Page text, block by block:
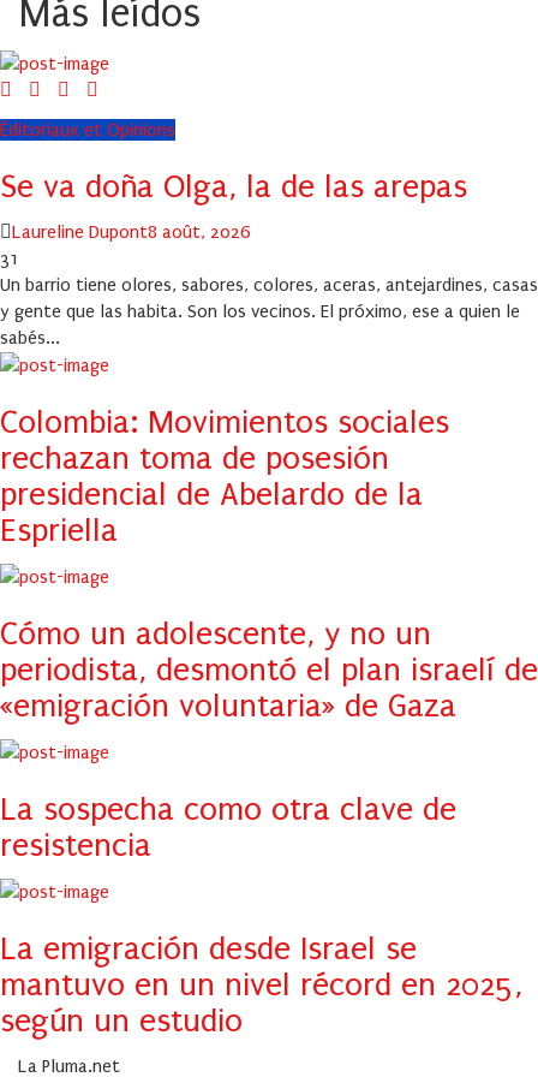
Más leídos
Éditoriaux et Opinions
Se va doña Olga, la de las arepas
Author
Laureline DupontPosted
8 août, 2026
31
Un barrio tiene olores, sabores, colores, aceras, antejardines, casas
y gente que las habita. Son los vecinos. El próximo, ese a quien le
sabés...
Colombia: Movimientos sociales
rechazan toma de posesión
presidencial de Abelardo de la
Espriella
Cómo un adolescente, y no un
periodista, desmontó el plan israelí de
«emigración voluntaria» de Gaza
La sospecha como otra clave de
resistencia
La emigración desde Israel se
mantuvo en un nivel récord en 2025,
según un estudio
La Pluma.net